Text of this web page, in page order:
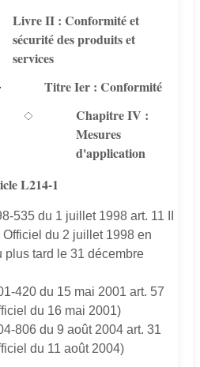
Livre II : Conformité et
sécurité des produits et
services
Titre Ier : Conformité
Chapitre IV :
Mesures
d'application
L214-1
535 du 1 juillet 1998 art. 11 II
Officiel du 2 juillet 1998 en
plus tard le 31 décembre
420 du 15 mai 2001 art. 57
du 16 mai 2001)
806 du 9 août 2004 art. 31
du 11 août 2004)